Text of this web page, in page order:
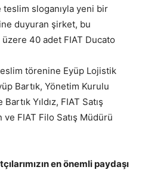
sloganıyla yeni bir
duyuran şirket, bu
40 adet FIAT Ducato
törenine Eyüp Lojistik
Bartık, Yönetim Kurulu
Yıldız, FIAT Satış
FIAT Filo Satış Müdürü
en önemli paydaşı